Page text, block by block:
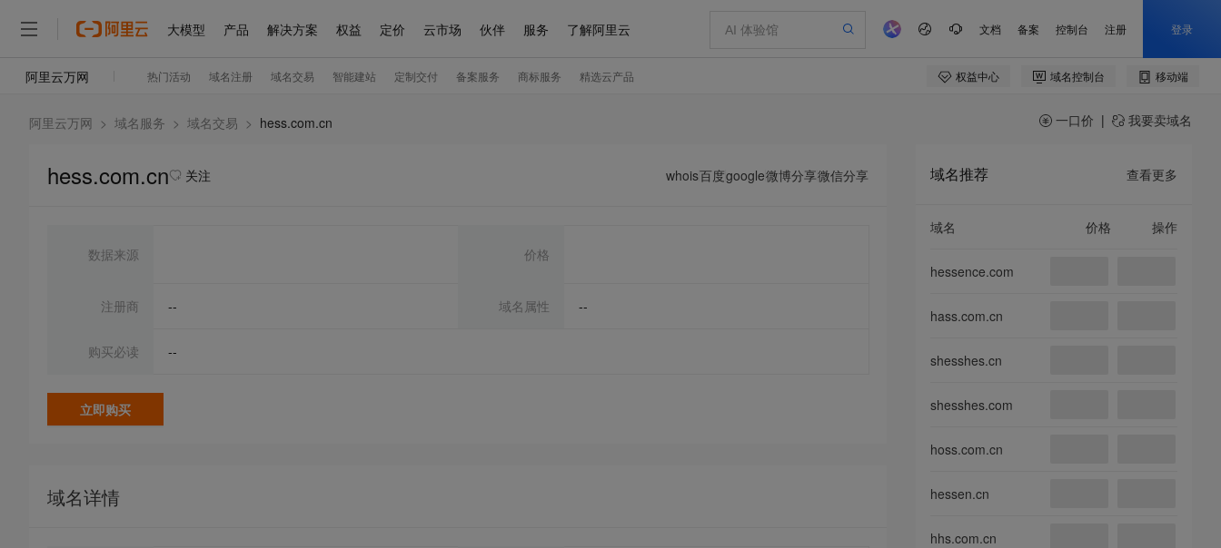
阿里云万网 > 域名服务 > 域名交易 > hess.com.cn 一口价 | 我要卖域名
hess.com.cn 关注 whois百度google微博分享微信分享
数据来源 价格
注册商 -- 域名属性 --
购买必读 --
立即购买
域名详情
域名推荐 查看更多
域名 价格 操作
hessence.com
hass.com.cn
shesshes.cn
shesshes.com
hoss.com.cn
hessen.cn
hhs.com.cn